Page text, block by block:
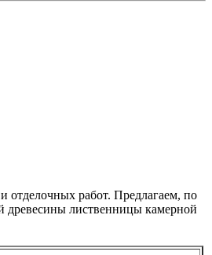
отделочных работ. Предлагаем, по
древесины лиственницы камерной